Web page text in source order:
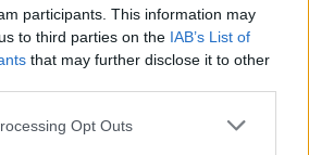
participants. This information may
to third parties on the IAB’s List of
that may further disclose it to other
Opt Outs